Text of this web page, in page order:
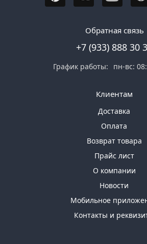
Обратная связь
+7 (933) 888 30
График работы: пн-вс:
Клиентам
Доставка
Оплата
Возврат товара
Прайс лист
О компании
Новости
Мобильное
Контакты и